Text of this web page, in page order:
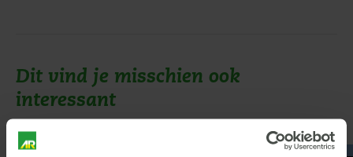
Dit vind je misschien ook
interessant